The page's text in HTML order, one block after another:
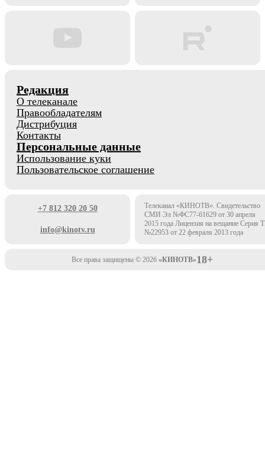
Редакция
О телеканале
Правообладателям
Дистрибуция
Контакты
Персональные данные
Использование куки
Пользовательское соглашение
+7 812 320 20 50
info@kinotv.ru
Телеканал «КИНОТВ». Свидетельство
СМИ Эл №ФС77-61629 от 30 апреля
2015 года Лицензия на вещание Серия
№22953 от 22 февраля 2013 года
Все права защищены © 2026 «КИНОТВ»18+